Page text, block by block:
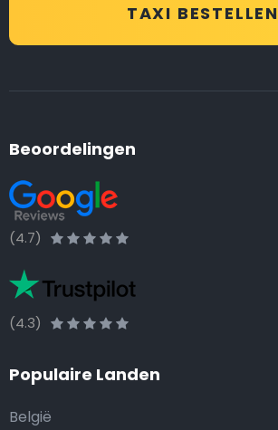
TAXI BESTELLEN
Beoordelingen
(4.7)
(4.3)
Populaire Landen
België